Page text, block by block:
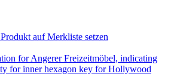
Produkt auf Merkliste setzen